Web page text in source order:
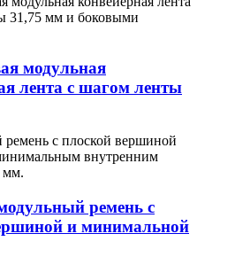
модульная
лента с шагом ленты
ремень с
и минимальной